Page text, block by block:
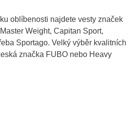
oblíbenosti najdete vesty značek
Weight, Capitan Sport,
Sportago. Velký výběr kvalitních
značka FUBO nebo Heavy